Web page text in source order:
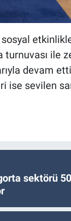
sosyal
ile
devam
ise sevilen
sektörü